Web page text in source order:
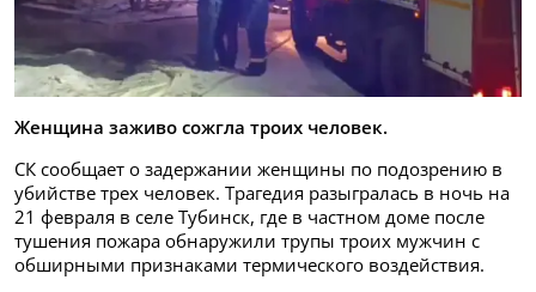
Женщина заживо сожгла троих человек.
СК сообщает о задержании женщины по подозрению в
убийстве трех человек. Трагедия разыгралась в ночь на
21 февраля в селе Тубинск, где в частном доме после
тушения пожара обнаружили трупы троих мужчин с
обширными признаками термического воздействия.